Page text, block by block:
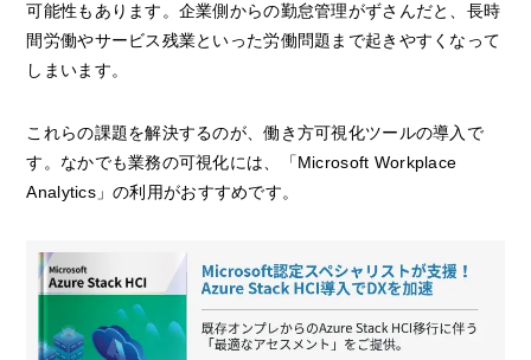
可能性もあります。企業側からの勤怠管理がずさんだと、長時
間労働やサービス残業といった労働問題まで起きやすくなって
しまいます。
これらの課題を解決するのが、働き方可視化ツールの導入で
す。なかでも業務の可視化には、「Microsoft Workplace
Analytics」の利用がおすすめです。